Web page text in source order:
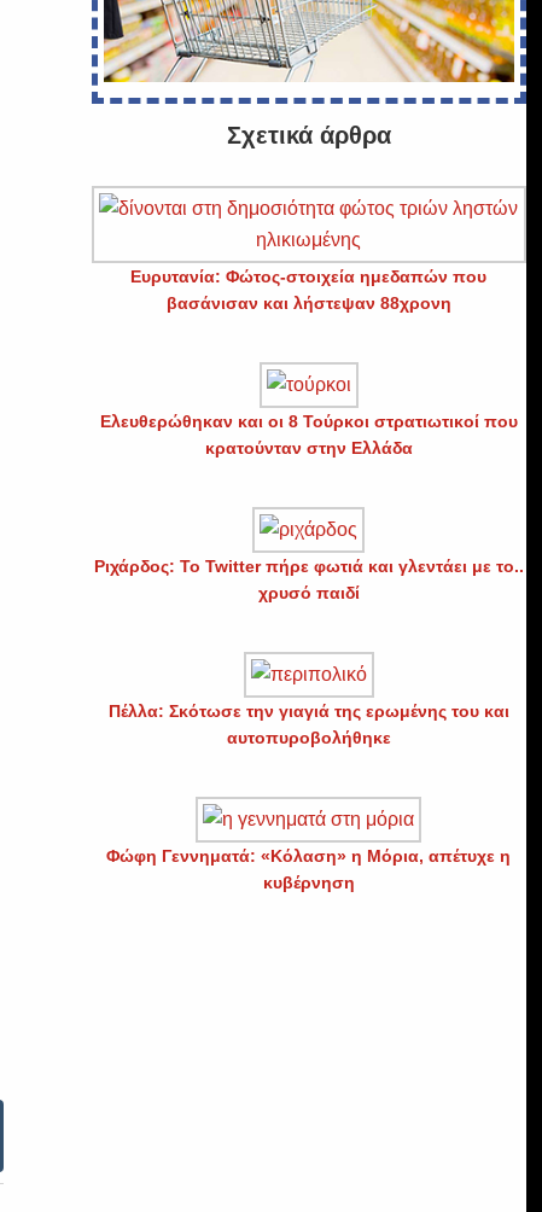
Σχετικά άρθρα
Ευρυτανία: Φώτος-στοιχεία ημεδαπών που
βασάνισαν και λήστεψαν 88χρονη
Ελευθερώθηκαν και οι 8 Τούρκοι στρατιωτικοί που
κρατούνταν στην Ελλάδα
Ριχάρδος: Το Twitter πήρε φωτιά και γλεντάει με το..
χρυσό παιδί
Πέλλα: Σκότωσε την γιαγιά της ερωμένης του και
αυτοπυροβολήθηκε
Φώφη Γεννηματά: «Κόλαση» η Μόρια, απέτυχε η
κυβέρνηση